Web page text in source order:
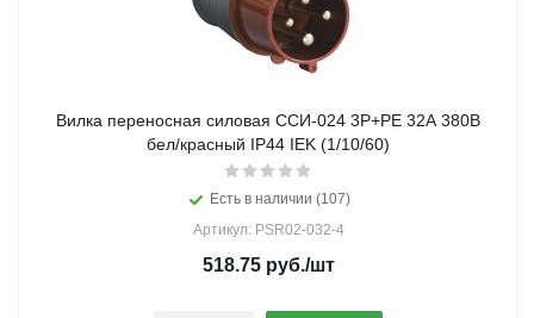
Вилка переносная силовая ССИ-024 3Р+РЕ 32А 380В
бел/красный IP44 IEK (1/10/60)
Есть в наличии (107)
Артикул: PSR02-032-4
518.75руб./шт